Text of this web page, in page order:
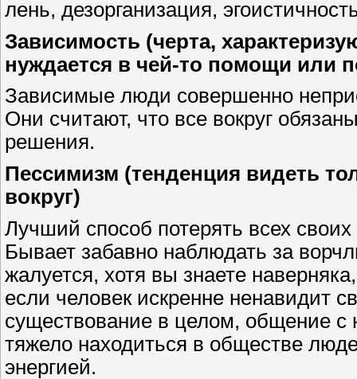
лень, дезорганизация,
Зависимость (черта,
нуждается в чей-то помощи или
Зависимые люди совершенно
Они считают, что все вокруг
решения.
Пессимизм (тенденция видеть
вокруг)
Лучший способ потерять всех
Бывает забавно наблюдать за
жалуется, хотя вы знаете
если человек искренне ненавидит
существование в целом, общение
тяжело находиться в обществе
энергией.